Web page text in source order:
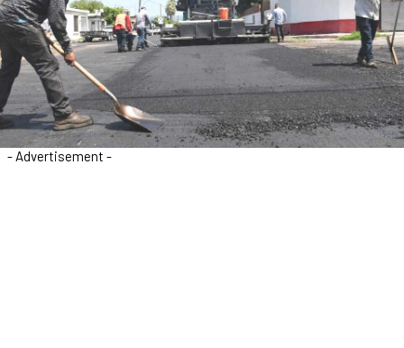
- Advertisement -